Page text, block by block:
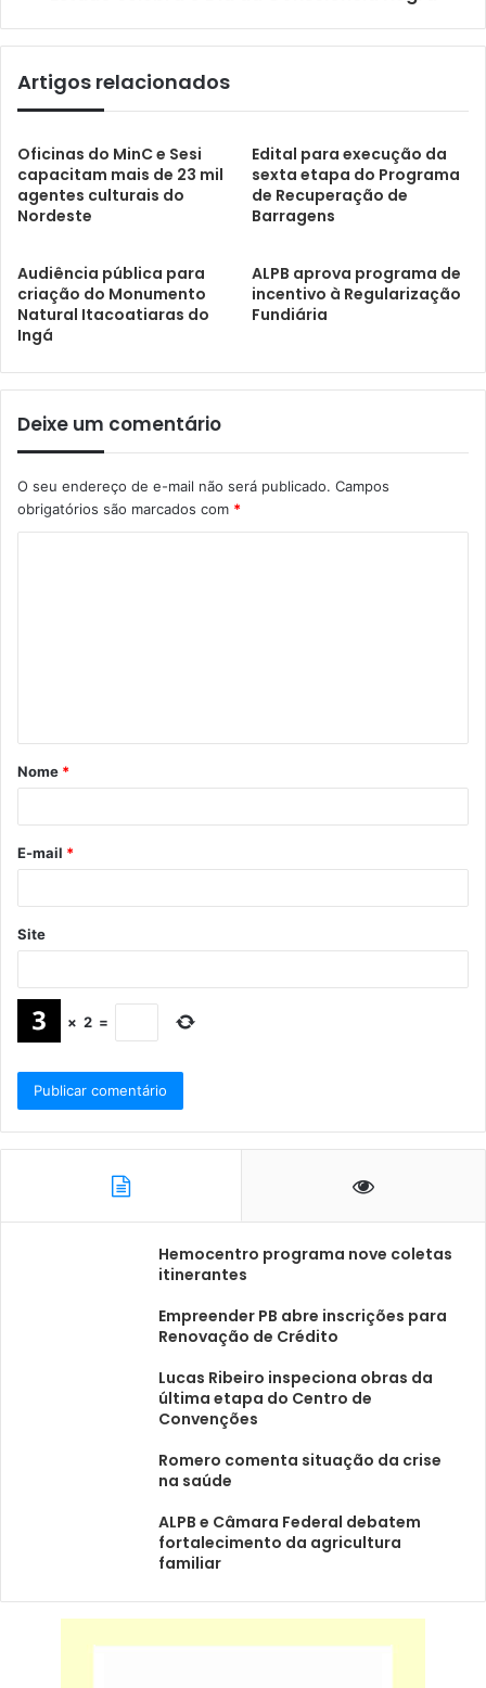
Artigos relacionados
Oficinas do MinC e Sesi
capacitam mais de 23 mil
agentes culturais do
Nordeste
Edital para execução da
sexta etapa do Programa
de Recuperação de
Barragens
Audiência pública para
criação do Monumento
Natural Itacoatiaras do
Ingá
ALPB aprova programa de
incentivo à Regularização
Fundiária
Deixe um comentário
O seu endereço de e-mail não será publicado. Campos
obrigatórios são marcados com *
Nome *
E-mail *
Site
× 2 =
Hemocentro programa nove coletas
itinerantes
Empreender PB abre inscrições para
Renovação de Crédito
Lucas Ribeiro inspeciona obras da
última etapa do Centro de
Convenções
Romero comenta situação da crise
na saúde
ALPB e Câmara Federal debatem
fortalecimento da agricultura
familiar